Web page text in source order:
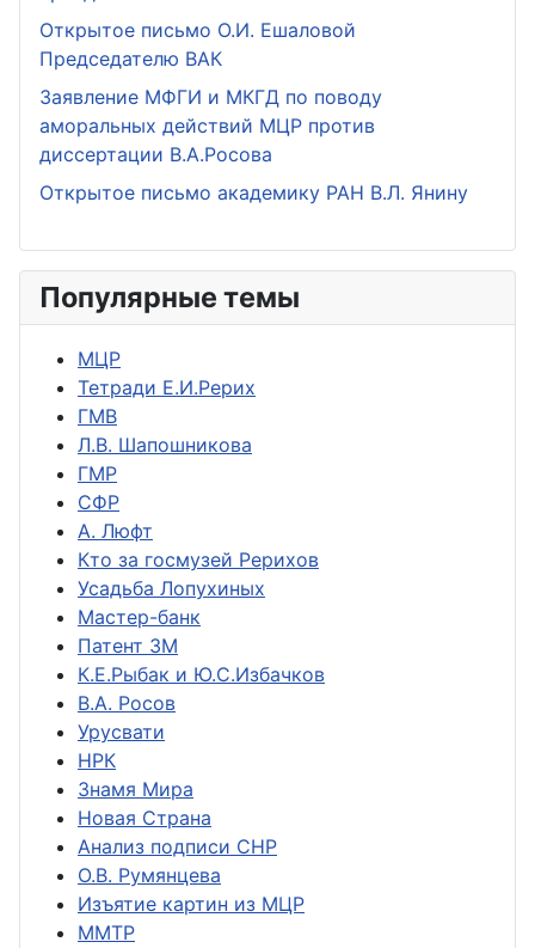
Открытое письмо О.И. Ешаловой
Председателю ВАК
Заявление МФГИ и МКГД по поводу
аморальных действий МЦР против
диссертации В.А.Росова
Открытое письмо академику РАН В.Л. Янину
Популярные темы
МЦР
Тетради Е.И.Рерих
ГМВ
Л.В. Шапошникова
ГМР
СФР
А. Люфт
Кто за госмузей Рерихов
Усадьба Лопухиных
Мастер-банк
Патент ЗМ
К.Е.Рыбак и Ю.С.Избачков
В.А. Росов
Урусвати
НРК
Знамя Мира
Новая Страна
Анализ подписи СНР
О.В. Румянцева
Изъятие картин из МЦР
ММТР